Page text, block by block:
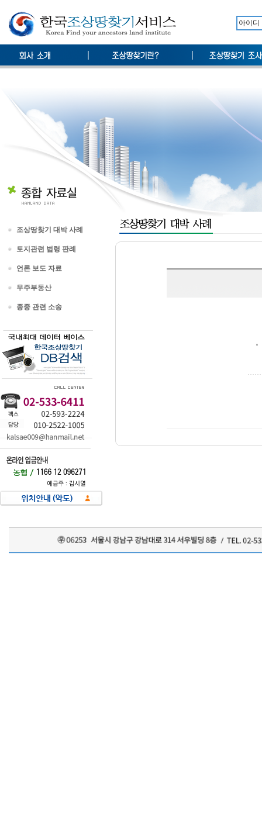
조상땅찾기 대박 사례
토지관련 법령 판례
언론 보도 자료
무주부동산
종중 관련 소송